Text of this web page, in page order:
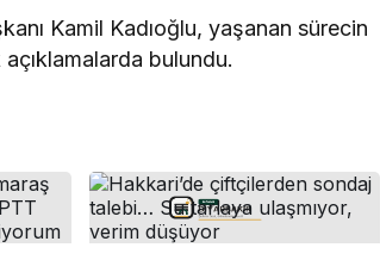
Kamil Kadıoğlu, yaşanan sürecin
bulundu.